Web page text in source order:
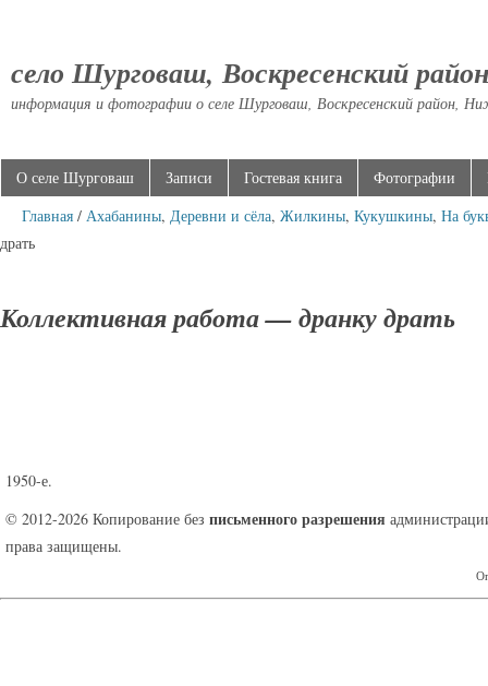
село Шурговаш, Воскресенский район
информация и фотографии о селе Шурговаш, Воскресенский район,
О селе Шурговаш Записи Гостевая книга Фотографии
Главная / Ахабанины, Деревни и сёла, Жилкины, Кукушкины, На
драть
Коллективная работа — дранку драть
1950-е.
© 2012-2026 Копирование без письменного разрешения
права защищены.